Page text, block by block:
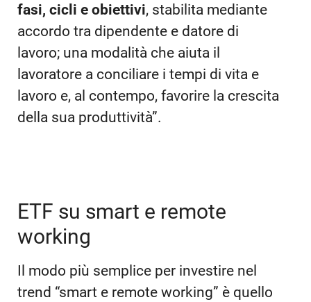
fasi, cicli e obiettivi, stabilita mediante
accordo tra dipendente e datore di
lavoro; una modalità che aiuta il
lavoratore a conciliare i tempi di vita e
lavoro e, al contempo, favorire la crescita
della sua produttività”.
ETF su smart e remote
working
Il modo più semplice per investire nel
trend “smart e remote working” è quello